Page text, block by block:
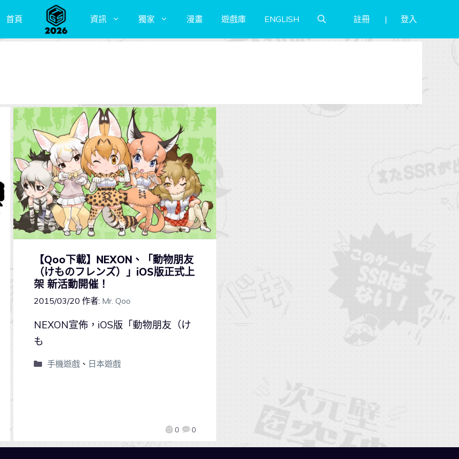
首頁 資訊 獨家 漫畫 遊戲庫 ENGLISH 註冊 登入
【Qoo下載】NEXON、「動物朋友
（けものフレンズ）」iOS版正式上
架 新活動開催！
2015/03/20 作者: Mr. Qoo
0 0
NEXON宣佈，iOS版「動物朋友（け
も
手機遊戲、 日本遊戲